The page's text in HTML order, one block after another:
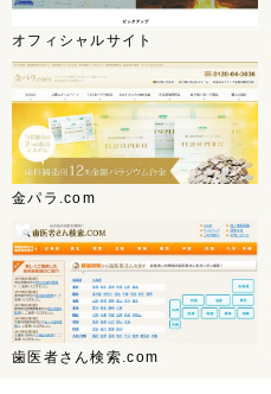
オフィシャルサイト
金パラ.com
歯医者さん検索.com